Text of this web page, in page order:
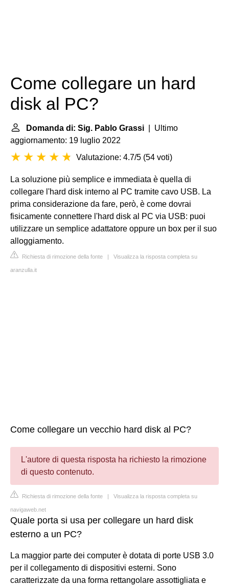
Come collegare un hard
disk al PC?
Domanda di: Sig. Pablo Grassi | Ultimo
aggiornamento: 19 luglio 2022
Valutazione: 4.7/5 (54 voti)
La soluzione più semplice e immediata è quella di
collegare l'hard disk interno al PC tramite cavo USB. La
prima considerazione da fare, però, è come dovrai
fisicamente connettere l'hard disk al PC via USB: puoi
utilizzare un semplice adattatore oppure un box per il suo
alloggiamento.
Richiesta di rimozione della fonte | Visualizza la risposta completa su
aranzulla.it
Come collegare un vecchio hard disk al PC?
L'autore di questa risposta ha richiesto la rimozione
di questo contenuto.
Richiesta di rimozione della fonte | Visualizza la risposta completa su
navigaweb.net
Quale porta si usa per collegare un hard disk
esterno a un PC?
La maggior parte dei computer è dotata di porte USB 3.0
per il collegamento di dispositivi esterni. Sono
caratterizzate da una forma rettangolare assottigliata e